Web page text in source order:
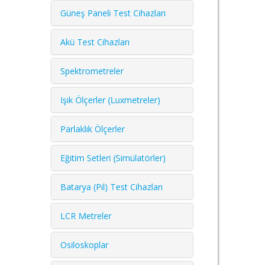
Güneş Paneli Test Cihazları
Akü Test Cihazları
Spektrometreler
Işık Ölçerler (Luxmetreler)
Parlaklık Ölçerler
Eğitim Setleri (Simülatörler)
Batarya (Pil) Test Cihazları
LCR Metreler
Osiloskoplar